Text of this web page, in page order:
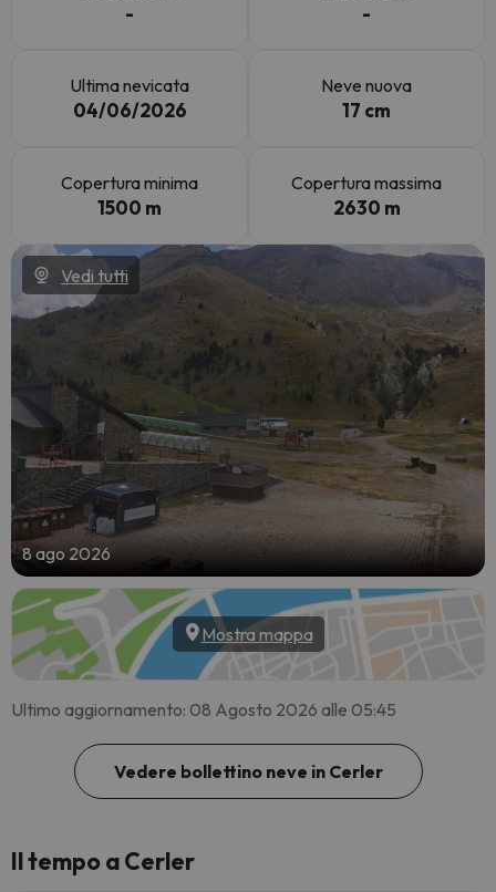
- -
Ultima nevicata
04/06/2026
Neve nuova
17 cm
Copertura minima
1500 m
Copertura massima
2630 m
Vedi tutti
8 ago 2026
Mostra mappa
Ultimo aggiornamento: 08 Agosto 2026 alle 05:45
Vedere bollettino neve in Cerler
Il tempo a Cerler